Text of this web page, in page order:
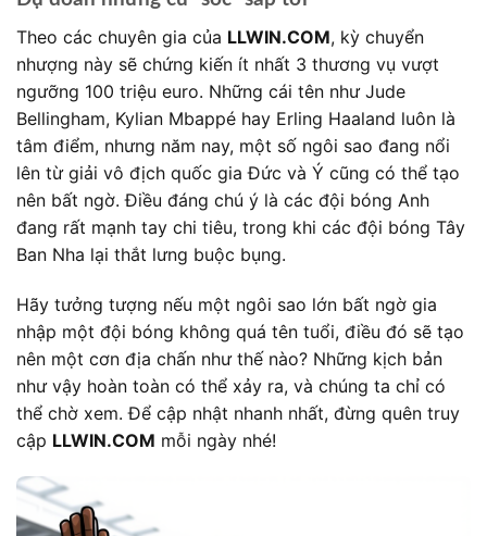
Theo các chuyên gia của LLWIN.COM, kỳ chuyển
nhượng này sẽ chứng kiến ít nhất 3 thương vụ vượt
ngưỡng 100 triệu euro. Những cái tên như Jude
Bellingham, Kylian Mbappé hay Erling Haaland luôn là
tâm điểm, nhưng năm nay, một số ngôi sao đang nổi
lên từ giải vô địch quốc gia Đức và Ý cũng có thể tạo
nên bất ngờ. Điều đáng chú ý là các đội bóng Anh
đang rất mạnh tay chi tiêu, trong khi các đội bóng Tây
Ban Nha lại thắt lưng buộc bụng.
Hãy tưởng tượng nếu một ngôi sao lớn bất ngờ gia
nhập một đội bóng không quá tên tuổi, điều đó sẽ tạo
nên một cơn địa chấn như thế nào? Những kịch bản
như vậy hoàn toàn có thể xảy ra, và chúng ta chỉ có
thể chờ xem. Để cập nhật nhanh nhất, đừng quên truy
cập LLWIN.COM mỗi ngày nhé!